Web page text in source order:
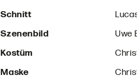
Schnitt
Szenenbild
Uwe
Kostüm
Maske